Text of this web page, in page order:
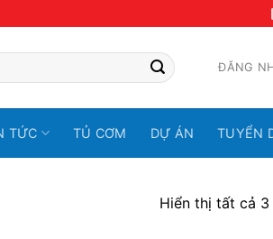
ĐĂNG
TỨC TỦ CƠM DỰ ÁN TUYỂN
Hiển thị tất cả